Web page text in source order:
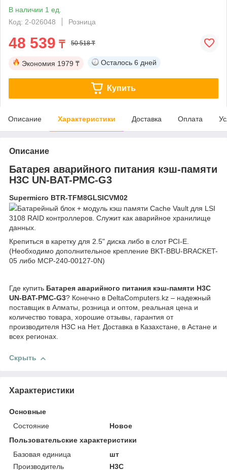
В наличии 1 ед.
Код: 2-026048
Розница
48 539 ₸ 50 518 ₸
Экономия 1979 ₸ Осталось 6 дней
Купить
Описание Характеристики Доставка Оплата
Описание
Батарея аварийного питания кэш-памяти
H3C UN-BAT-PMC-G3
Supermicro BTR-TFM8GLSICVM02
Батарейный блок + модуль кэш памяти Cache Vault для LSI
3108 RAID контроллеров. Служит как аварийное хранилище
данных.
Крепиться в каретку для 2.5" диска либо в слот PCI-E.
(Необходимо дополнительное крепление BKT-BBU-BRACKET-
05 либо MCP-240-00127-0N)
Где купить Батарея аварийного питания кэш-памяти H3C
UN-BAT-PMC-G3? Конечно в DeltaComputers.kz – надежный
поставщик в Алматы, розница и оптом, реальная цена и
количество товара, хорошие отзывы, гарантия от
производителя H3C на Нет. Доставка в Казахстане, в Астане и
всех регионах.
Скрыть
Характеристики
Основные
Состояние
Новое
Пользовательские характеристики
Базовая единица
шт
Производитель
H3C